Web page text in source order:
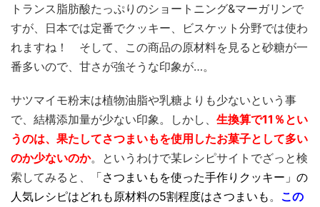
トランス脂肪酸たっぷりのショートニング&マーガリンで
すが、日本では定番でクッキー、ビスケット分野では使わ
れますね！ そして、この商品の原材料を見ると砂糖が一
番多いので、甘さが強そうな印象が…。
サツマイモ粉末は植物油脂や乳糖よりも少ないという事
で、結構添加量が少ない印象。しかし、 生換算で11％とい
うのは、果たしてさつまいもを使用したお菓子として多い
のか少ないのか。というわけで某レシピサイトでざっと検
索してみると、
「さつまいもを使った手作りクッキー」の
人気レシピはどれも原材料の5割程度はさつまいも 。 この